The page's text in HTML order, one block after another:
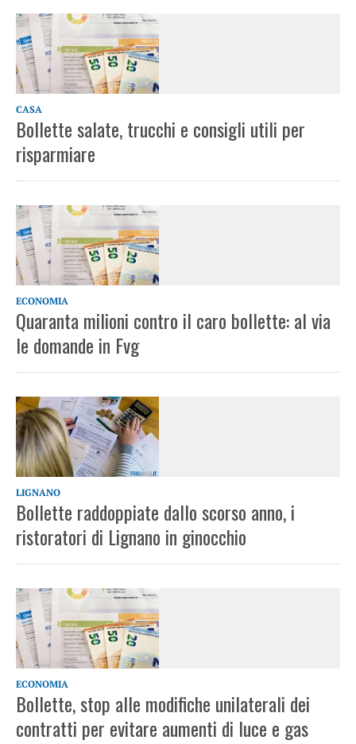
CASA
Bollette salate, trucchi e consigli utili per
risparmiare
ECONOMIA
Quaranta milioni contro il caro bollette: al via
le domande in Fvg
LIGNANO
Bollette raddoppiate dallo scorso anno, i
ristoratori di Lignano in ginocchio
ECONOMIA
Bollette, stop alle modifiche unilaterali dei
contratti per evitare aumenti di luce e gas